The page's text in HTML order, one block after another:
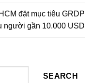
đặt mục tiêu GRDP
người gần 10.000 USD
SEARCH